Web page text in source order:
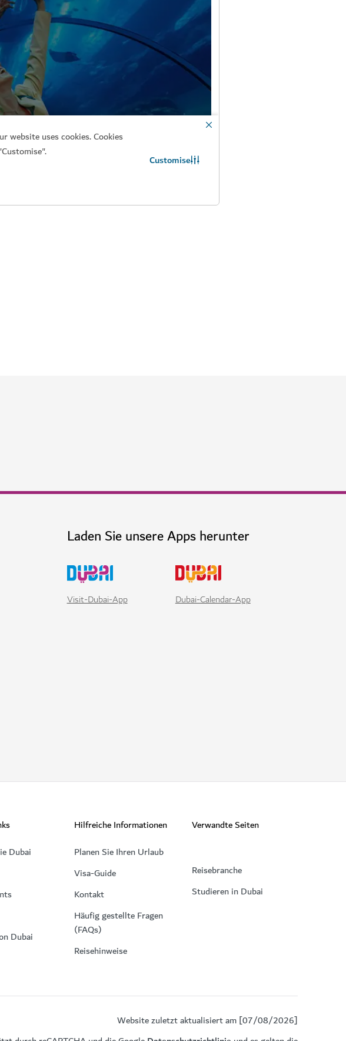
Laden Sie unsere Apps herunter
Visit-Dubai-App Dubai-Calendar-App
Dubai
Dubai
Hilfreiche Informationen
Planen Sie Ihren Urlaub
Visa-Guide
Kontakt
Häufig gestellte Fragen
(FAQs)
Reisehinweise
Verwandte Seiten
Reisebranche
Studieren in Dubai
Website zuletzt aktualisiert am [07/08/2026]